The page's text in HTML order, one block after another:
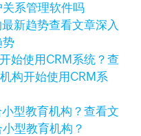
系管理软件吗
查看文章深入
势
查
构开始使用CRM系
查看文
型教育机构？